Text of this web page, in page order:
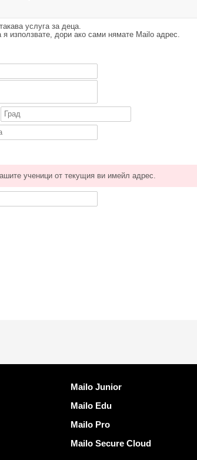
услуга за деца.
използвате, дори ако сами нямате Mailo адрес.
ученици от текущия ви имейл адрес.
Открийте Mailo
Mailo Junior
Mailo Edu
Mailo Pro
Mailo Secure Cloud